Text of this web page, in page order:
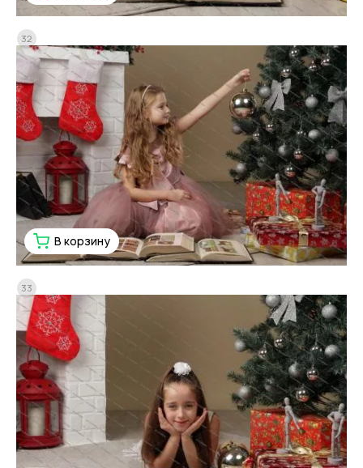
В корзину
32
33